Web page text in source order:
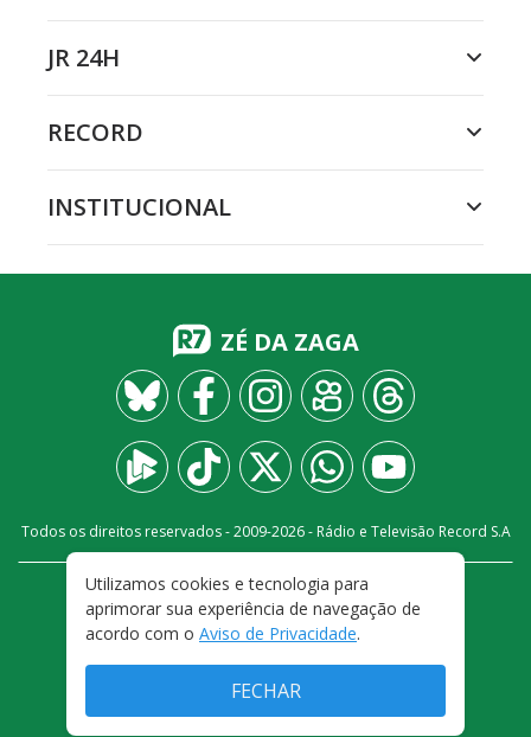
JR 24H
RECORD
INSTITUCIONAL
ZÉ DA ZAGA
Todos os direitos reservados - 2009-2026- Rádio e Televisão Record S.A
FALE CONOSCO
PRIVACIDADE
TERMOS E CONDIÇÕES DE USO
Utilizamos cookies e tecnologia para
aprimorar sua experiência de navegação de
acordo com o Aviso de Privacidade.
FECHAR